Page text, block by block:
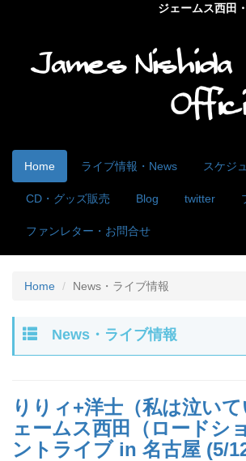
ジェームス西田
Home ライブ情報・News スケジ
CD・グッズ販売 Blog twitter
ファンレター・お問合せ
Home News・ライブ情報
News・ライブ情報
りりィ+洋士（私は泣い
ェームス西田（ロードシ
ントライブ in 名古屋 (5/